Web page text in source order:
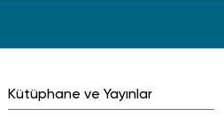
Kütüphane ve Yayınlar